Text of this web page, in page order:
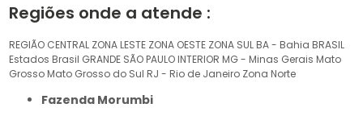
Regiões onde a atende :
REGIÃO CENTRAL ZONA LESTE ZONA OESTE ZONA SUL BA - Bahia BRASIL
Estados Brasil GRANDE SÃO PAULO INTERIOR MG - Minas Gerais Mato
Grosso Mato Grosso do Sul RJ - Rio de Janeiro Zona Norte
Fazenda Morumbi